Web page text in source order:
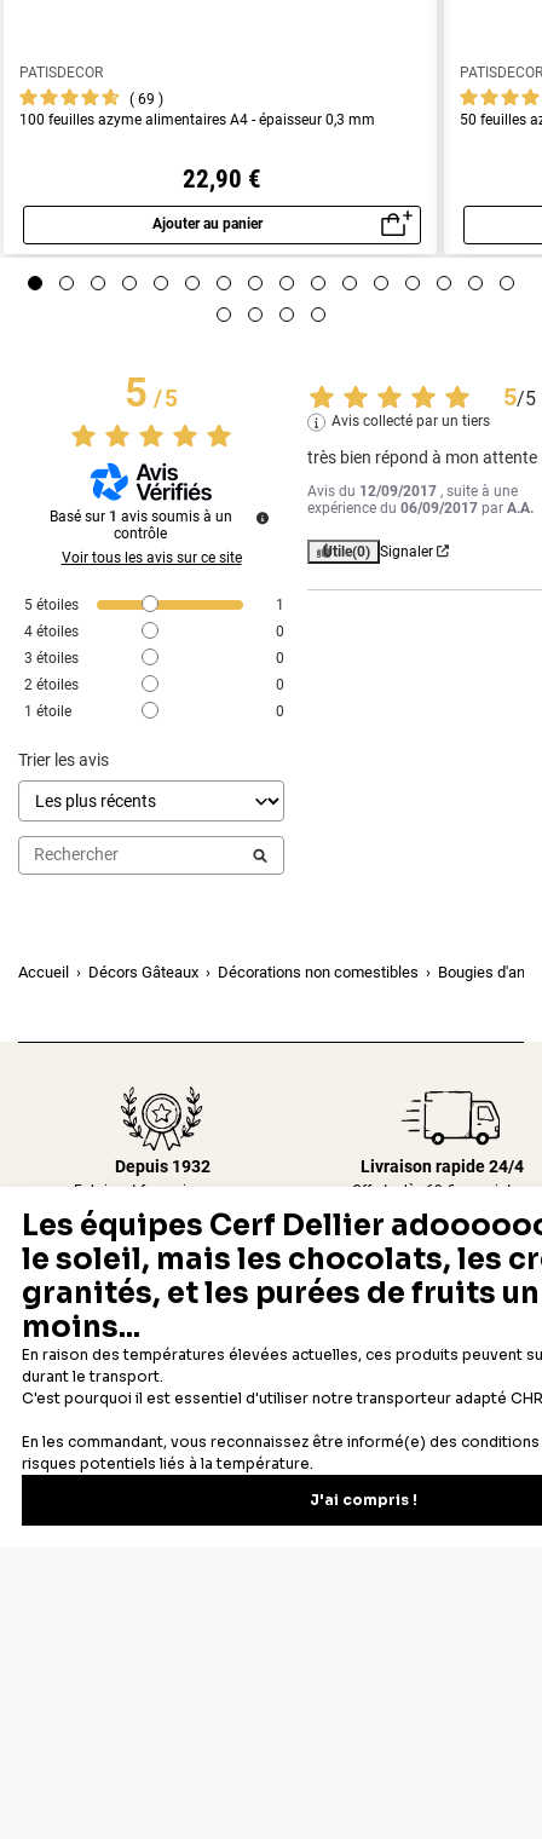
PATISDECOR
69
100 feuilles azyme alimentaires A4 - épaisseur 0,3 mm
22,90 €
Ajouter au panier
Aperçu rapide
50 feuilles
5/5
Basé sur 1 avis soumis à un
contrôle
Voir tous les avis sur ce site
5 étoiles
1
4 étoiles
0
3 étoiles
0
2 étoiles
0
1 étoile 0
Trier les avis
5/5
Avis collecté par un tiers
très bien répond à mon attente
Avis du 12/09/2017 , suite à une
expérience du06/09/2017 parA.A.
Utile(0) Signaler
Accueil Décors Gâteaux Décorations non comestibles Bougies
Depuis 1932
Fabricant français reconnu
Livraison rapide 24/48h
Offerte dès 69 € en point
Newsletter
Recevez les recettes, astuces et offres spéciales.
S'inscrire
Vous pourrez vous désinscrire depuis votre espace client.